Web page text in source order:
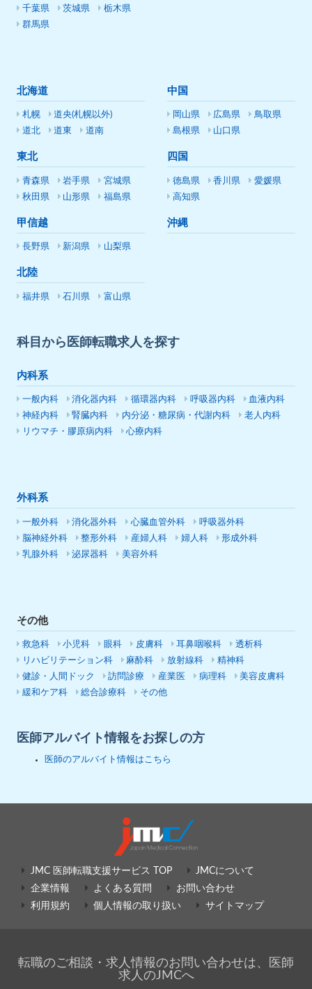
千葉県
茨城県
栃木県
群馬県
北海道
札幌
道央(札幌以外)
道北
道東 道南
東北
青森県 岩手県
宮城県
秋田県
山形県 福島県
甲信越
長野県 新潟県 山梨県
北陸
福井県 石川県 富山県
中国
岡山県 広島県
鳥取県
島根県
山口県
四国
徳島県 香川県
愛媛県
高知県
沖縄
科目から医師転職求人を探す
内科系
一般内科 消化器内科 循環器内科 呼吸器内科
血液内科
神経内科
腎臓内科 内分泌・糖尿病・代謝内科
老人内科
リウマチ・膠原病内科
心療内科
外科系
一般外科 消化器外科 心臓血管外科
呼吸器外科
脳神経外科
整形外科 産婦人科 婦人科
形成外科
乳腺外科
泌尿器科 美容外科
その他
救急科 小児科 眼科 皮膚科 耳鼻咽喉科
透析科
リハビリテーション科
麻酔科 放射線科
精神科
健診・人間ドック
訪問診療 産業医 病理科
美容皮膚科
緩和ケア科
総合診療科 その他
医師アルバイト情報をお探しの方
医師のアルバイト情報はこちら
JMC 医師転職支援サービス TOP
JMCについて
企業情報
よくある質問
お問い合わせ
利用規約
個人情報の取り扱い サイトマップ
転職のご相談・求人情報のお問い合わせは、医師
求人のJMCへ